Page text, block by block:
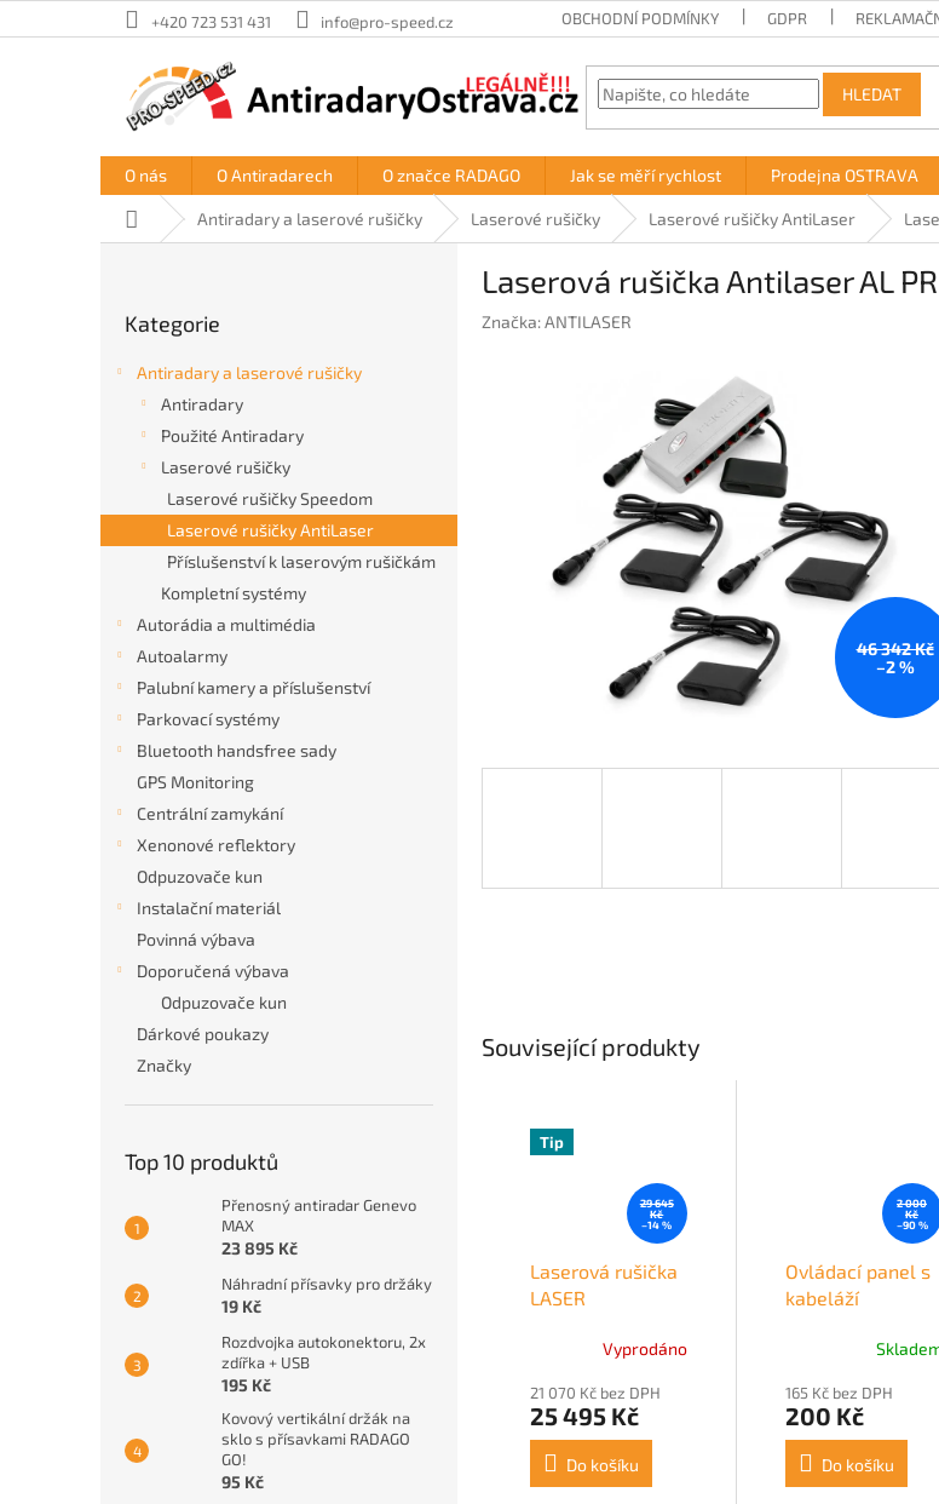
na
+420 723 531 431 info@pro-speed.cz OBCHODNÍ PODMÍNKY GDPR
HLEDAT
O nás O Antiradarech O značce RADAGO Jak se měří rychlost Prodejna OSTRAVA
Domů Antiradary a laserové rušičky Laserové rušičky Laserové rušičky AntiLaser
a
n
kategorie
Kategorie
Antiradary a laserové rušičky
Antiradary
Použité Antiradary
Laserové rušičky
Laserové rušičky Speedom
Laserové rušičky AntiLaser
Příslušenství k laserovým rušičkám
Kompletní systémy
Autorádia a multimédia
Autoalarmy
Palubní kamery a příslušenství
Parkovací systémy
Bluetooth handsfree sady
GPS Monitoring
Centrální zamykání
Xenonové reflektory
Odpuzovače kun
Instalační materiál
Povinná výbava
Doporučená výbava
Odpuzovače kun
Dárkové poukazy
Značky
Top 10 produktů
Přenosný antiradar Genevo
MAX
23 895 Kč
Náhradní přísavky pro držáky
19 Kč
Rozdvojka autokonektoru, 2x
zdířka + USB
195 Kč
Kovový vertikální držák na
sklo s přísavkami RADAGO
GO!
95 Kč
Laserová rušička Antilaser AL
Značka:ANTILASER
46 342 Kč
–2 %
Související produkty
Tip
29 645
Kč
–14 %
Laserová rušička
LASER
Vyprodáno
21 070 Kč bez DPH
25 495 Kč
Do košíku
2 000
Kč
–90 %
Ovládací panel s
kabeláží
165 Kč bez DPH
200 Kč
Do košíku